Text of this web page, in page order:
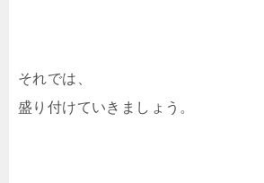
それでは、
盛り付けていきましょう。